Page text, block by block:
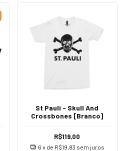
St Pauli - Skull And
Crossbones [Branco]
R$119,00
6 x de R$19,83 sem juros